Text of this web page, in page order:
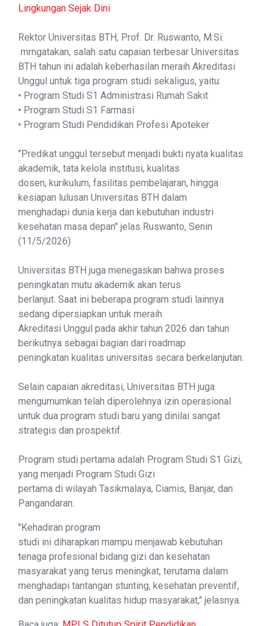
Lingkungan Sejak Dini
Rektor Universitas BTH, Prof. Dr. Ruswanto, M.Si.
mrngatakan, salah satu capaian terbesar Universitas
BTH tahun ini adalah keberhasilan meraih Akreditasi
Unggul untuk tiga program studi sekaligus, yaitu:
• Program Studi S1 Administrasi Rumah Sakit
• Program Studi S1 Farmasi
• Program Studi Pendidikan Profesi Apoteker
"Predikat unggul tersebut menjadi bukti nyata kualitas
akademik, tata kelola institusi, kualitas
dosen, kurikulum, fasilitas pembelajaran, hingga
kesiapan lulusan Universitas BTH dalam
menghadapi dunia kerja dan kebutuhan industri
kesehatan masa depan" jelas Ruswanto, Senin
(11/5/2026)
Universitas BTH juga menegaskan bahwa proses
peningkatan mutu akademik akan terus
berlanjut. Saat ini beberapa program studi lainnya
sedang dipersiapkan untuk meraih
Akreditasi Unggul pada akhir tahun 2026 dan tahun
berikutnya sebagai bagian dari roadmap
peningkatan kualitas universitas secara berkelanjutan.
Selain capaian akreditasi, Universitas BTH juga
mengumumkan telah diperolehnya izin operasional
untuk dua program studi baru yang dinilai sangat
strategis dan prospektif.
Program studi pertama adalah Program Studi S1 Gizi,
yang menjadi Program Studi Gizi
pertama di wilayah Tasikmalaya, Ciamis, Banjar, dan
Pangandaran.
"Kehadiran program
studi ini diharapkan mampu menjawab kebutuhan
tenaga profesional bidang gizi dan kesehatan
masyarakat yang terus meningkat, terutama dalam
menghadapi tantangan stunting, kesehatan preventif,
dan peningkatan kualitas hidup masyarakat," jelasnya.